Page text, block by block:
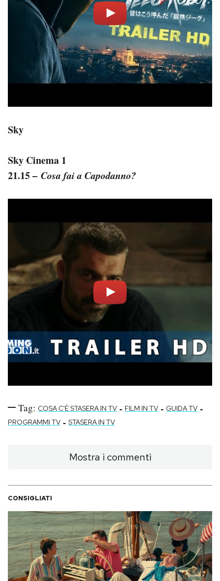
Sky
Sky Cinema 1
21.15 – Cosa fai a Capodanno?
Tag: COSA C'È STASERA IN TV - FILM IN TV - GUIDA TV -
PROGRAMMI TV - STASERA IN TV
Mostra i commenti
CONSIGLIATI